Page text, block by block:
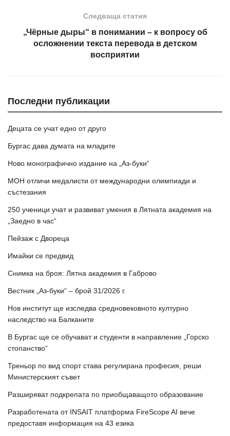
Следваща статия
„Чёрные дыры“ в понимании – к вопросу об
осложнении текста перевода в детском
восприятии
Последни публикации
Децата се учат едно от друго
Бургас дава думата на младите
Ново монографично издание на „Аз-буки“
МОН отличи медалисти от международни олимпиади и
състезания
250 ученици учат и развиват умения в Лятната академия на
„Заедно в час“
Пейзаж с Двореца
Имайки се предвид
Снимка на броя: Лятна академия в Габрово
Вестник „Аз-буки“ – брой 31/2026 г.
Нов институт ще изследва средновековното културно
наследство на Балканите
В Бургас ще се обучават и студенти в направление „Горско
стопанство“
Треньор по вид спорт става регулирана професия, реши
Министерският съвет
Разширяват подкрепата по приобщаващото образование
Разработената от INSAIT платформа FireScope AI вече
предоставя информация на 43 езика